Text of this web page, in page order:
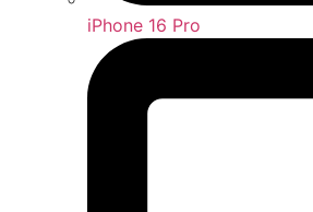
iPhone 16 Pro